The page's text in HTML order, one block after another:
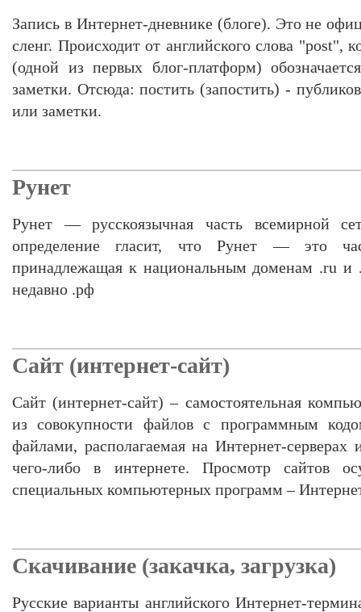
Запись в Интернет-дневнике (блоге). Это не
сленг. Происходит от английского слова
(одной из первых блог-платформ)
заметки. Отсюда: постить (запостить) -
или заметки.
Рунет
Рунет — русскоязычная часть всемирной
определение гласит, что Рунет — это
принадлежащая к национальным доменам .ru и
недавно .рф
Сайт (интернет-сайт)
Сайт (интернет-сайт) – самостоятельная
из совокупности файлов с программным
файлами, располагаемая на Интернет-
чего-либо в интернете. Просмотр сайтов
специальных компьютерных программ –
Скачивание (закачка, загрузка)
Русские варианты английского Интернет-